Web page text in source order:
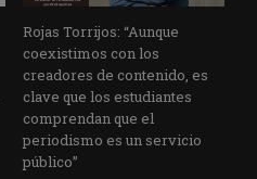
Rojas Torrijos: “Aunque
coexistimos con los
creadores de contenido, es
clave que los estudiantes
comprendan que el
periodismo es un servicio
público”